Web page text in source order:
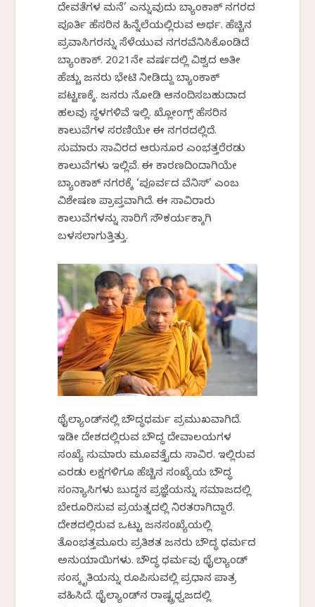
ದೇವತೆಗಳ ಮನೆ’ ಎನ್ನುವುದು ಬ್ಯಾಂಕಾಕ್ ನಗರದ
ಪೂರ್ತಿ ಹೆಸರಿನ ಹಿನ್ನೆಲೆಯಲ್ಲಿರುವ ಅರ್ಥ. ಹೆಚ್ಚಿನ
ಪ್ರವಾಸಿಗರನ್ನು ಸೆಳೆಯುವ ನಗರವೆನಿಸಿಕೊಂಡಿದೆ
ಬ್ಯಾಂಕಾಕ್. 2021ನೇ ವರ್ಷದಲ್ಲಿ ವಿಶ್ವದ ಅತೀ
ಹೆಚ್ಚು ಜನರು ಭೇಟಿ ನೀಡಿದ್ದು ಬ್ಯಾಂಕಾಕ್
ಪಟ್ಟಣಕ್ಕೆ. ಜನರು ನೋಡಿ ಆನಂದಿಸಬಹುದಾದ
ಹಲವು ಸ್ಥಳಗಳಿವೆ ಇಲ್ಲಿ. ಖ್ಲೋಂಗ್ಸ್ ಹೆಸರಿನ
ಕಾಲುವೆಗಳ ಸರಣಿಯೇ ಈ ನಗರದಲ್ಲಿದೆ.
ಸುಮಾರು ಸಾವಿರದ ಆರುನೂರ ಎಂಭತ್ತರೆರಡು
ಕಾಲುವೆಗಳು ಇಲ್ಲಿವೆ. ಈ ಕಾರಣದಿಂದಾಗಿಯೇ
ಬ್ಯಾಂಕಾಕ್ ನಗರಕ್ಕೆ ‘ಪೂರ್ವದ ವೆನಿಸ್’ ಎಂಬ
ವಿಶೇಷಣ ಪ್ರಾಪ್ತವಾಗಿದೆ. ಈ ಸಾವಿರಾರು
ಕಾಲುವೆಗಳನ್ನು ಸಾರಿಗೆ ಸೌಕರ್ಯಕ್ಕಾಗಿ
ಬಳಸಲಾಗುತ್ತಿತ್ತು.
ಥೈಲ್ಯಾಂಡ್‌ನಲ್ಲಿ ಬೌದ್ಧಧರ್ಮ ಪ್ರಮುಖವಾಗಿದೆ.
ಇಡೀ ದೇಶದಲ್ಲಿರುವ ಬೌದ್ಧ ದೇವಾಲಯಗಳ
ಸಂಖ್ಯೆ ಸುಮಾರು ಮೂವತ್ತೈದು ಸಾವಿರ. ಇಲ್ಲಿರುವ
ಎರಡು ಲಕ್ಷಗಳಿಗೂ ಹೆಚ್ಚಿನ ಸಂಖ್ಯೆಯ ಬೌದ್ಧ
ಸಂನ್ಯಾಸಿಗಳು ಬುದ್ಧನ ಪ್ರಜ್ಞೆಯನ್ನು ಸಮಾಜದಲ್ಲಿ
ಬೇರೂರಿಸುವ ಪ್ರಯತ್ನದಲ್ಲಿ ನಿರತರಾಗಿದ್ದಾರೆ.
ದೇಶದಲ್ಲಿರುವ ಒಟ್ಟು ಜನಸಂಖ್ಯೆಯಲ್ಲಿ
ತೊಂಭತ್ತಮೂರು ಪ್ರತಿಶತ ಜನರು ಬೌದ್ಧ ಧರ್ಮದ
ಅನುಯಾಯಿಗಳು. ಬೌದ್ಧ ಧರ್ಮವು ಥೈಲ್ಯಾಂಡ್
ಸಂಸ್ಕೃತಿಯನ್ನು ರೂಪಿಸುವಲ್ಲಿ ಪ್ರಧಾನ ಪಾತ್ರ
ವಹಿಸಿದೆ. ಥೈಲ್ಯಾಂಡ್‌ನ ರಾಷ್ಟ್ರಧ್ವಜದಲ್ಲಿ